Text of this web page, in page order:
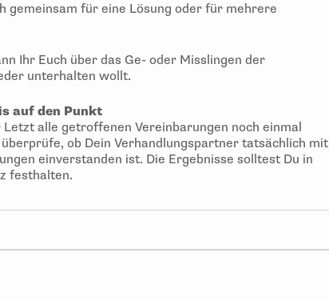
gemeinsam für eine Lösung oder für mehrere
Ihr Euch über das Ge- oder Misslingen der
unterhalten wollt.
auf den Punkt
alle getroffenen Vereinbarungen noch einmal
ob Dein Verhandlungspartner tatsächlich mit
einverstanden ist. Die Ergebnisse solltest Du in
festhalten.